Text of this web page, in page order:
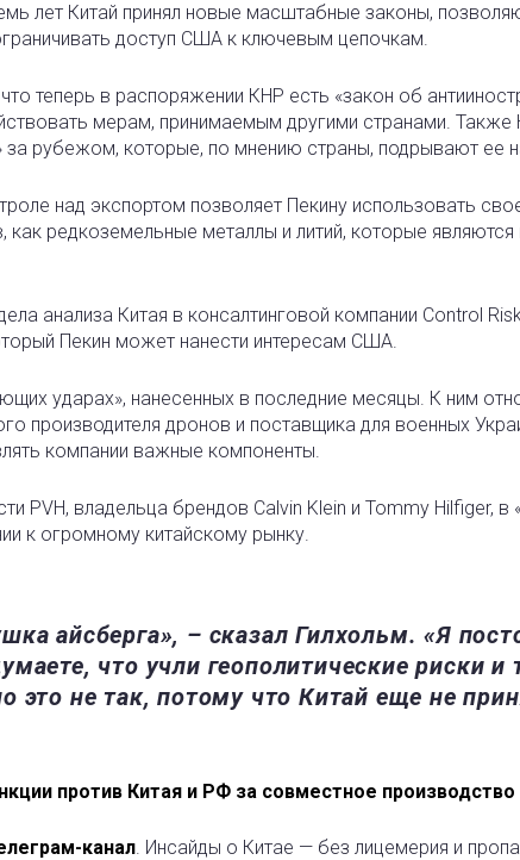
лет Китай принял новые масштабные законы,
доступ США к ключевым цепочкам.
теперь в распоряжении КНР есть «закон об
мерам, принимаемым другими странами. Также
за рубежом, которые, по мнению страны, подрывают ее
над экспортом позволяет Пекину использовать
как редкоземельные металлы и литий, которые
анализа Китая в консалтинговой компании Control
Пекин может нанести интересам США.
ударах», нанесенных в последние месяцы. К ним
производителя дронов и поставщика для военных
компании важные компоненты.
PVH, владельца брендов Calvin Klein и Tommy Hilfiger,
к огромному китайскому рынку.
айсберга», – сказал Гилхольм. «Я
что учли геополитические риски
это не так, потому что Китай еще не
против Китая и РФ за совместное производство
канал. Инсайды о Китае — без лицемерия и